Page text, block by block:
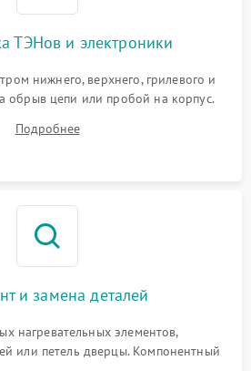
ТЭНов и электроники
нижнего, верхнего, грилевого и
обрыв цепи или пробой на корпус.
датчиков температуры,
режимов и мотора конвекции.
Подробнее
и замена деталей
нагревательных элементов,
или петель дверцы. Компонентный